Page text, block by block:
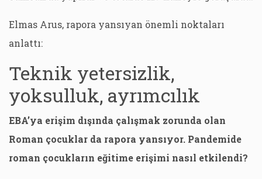
Elmas Arus, rapora yansıyan önemli noktaları
anlattı:
Teknik yetersizlik,
yoksulluk, ayrımcılık
EBA’ya erişim dışında çalışmak zorunda olan
Roman çocuklar da rapora yansıyor. Pandemide
roman çocukların eğitime erişimi nasıl etkilendi?